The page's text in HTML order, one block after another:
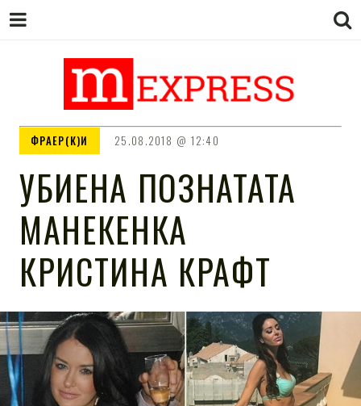
M EXPRESS
ФРАЕР(К)И 25.08.2018 12:40
УБИЕНА ПОЗНАТАТА
МАНЕКЕНКА
КРИСТИНА КРАФТ